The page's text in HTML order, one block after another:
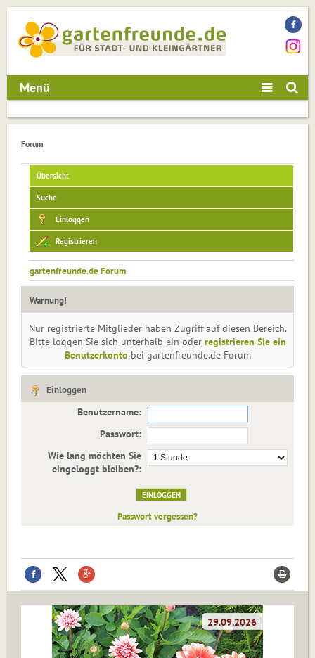
Menü
Forum
Übersicht
Suche
Einloggen
Registrieren
gartenfreunde.de Forum
Warnung!
Nur registrierte Mitglieder haben Zugriff auf diesen Bereich.
Bitte loggen Sie sich unterhalb ein oder registrieren Sie ein
Benutzerkonto bei gartenfreunde.de Forum
Einloggen
Benutzername:
Passwort:
Wie lang möchten Sie
eingeloggt bleiben?:
Passwort vergessen?